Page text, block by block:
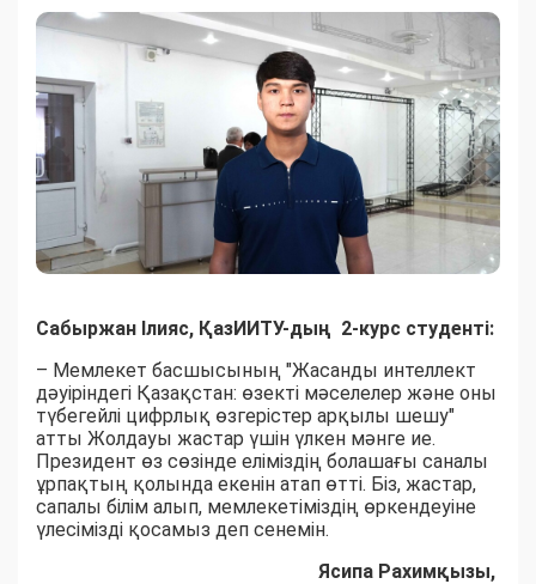
Сабыржан Ілияс, ҚазИИТУ-дың 2-курс студенті:
– Мемлекет басшысының "Жасанды интеллект
дәуіріндегі Қазақстан: өзекті мәселелер және оны
түбегейлі цифрлық өзгерістер арқылы шешу"
атты Жолдауы жастар үшін үлкен мәнге ие.
Президент өз сөзінде еліміздің болашағы саналы
ұрпақтың қолында екенін атап өтті. Біз, жастар,
сапалы білім алып, мемлекетіміздің өркендеуіне
үлесімізді қосамыз деп сенемін.
Ясипа Рахимқызы,